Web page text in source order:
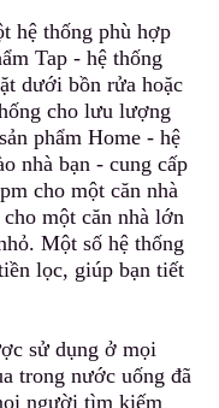
hệ thống phù hợp
Tap - hệ thống
dưới bồn rửa hoặc
cho lưu lượng
phẩm Home - hệ
nhà bạn - cung cấp
cho một căn nhà
một căn nhà lớn
Một số hệ thống
lọc, giúp bạn tiết
sử dụng ở mọi
trong nước uống đã
người tìm kiếm